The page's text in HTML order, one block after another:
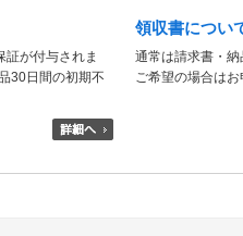
証が付与されま
30日間の初期不
領収書につい
通常は請求書・
ご希望の場合は